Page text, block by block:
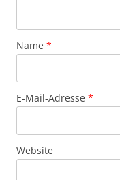
Name *
E-Mail-Adresse *
Website